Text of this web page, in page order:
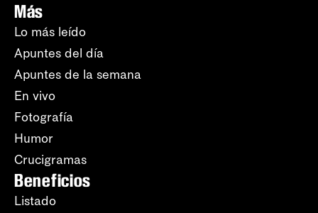
Más
Lo más leído
Apuntes del día
Apuntes de la semana
En vivo
Fotografía
Humor
Crucigramas
Beneficios
Listado